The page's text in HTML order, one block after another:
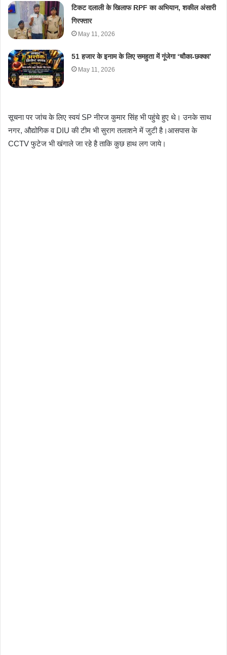
टिकट दलाली के खिलाफ RPF का अभियान, शकील अंसारी
गिरफ्तार
May 11, 2026
51 हजार के इनाम के लिए समहुता में गूंजेगा ‘चौका-छक्का’
May 11, 2026
सूचना पर जांच के लिए स्वयं SP नीरज कुमार सिंह भी पहुंचे हुए थे। उनके साथ
नगर, औद्योगिक व DIU की टीम भी सुराग तलाशने में जुटी है।आसपास के
CCTV फुटेज भी खंगाले जा रहे है ताकि कुछ हाथ लग जाये।